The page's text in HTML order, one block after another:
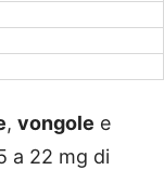
, vongole e
a 22 mg di